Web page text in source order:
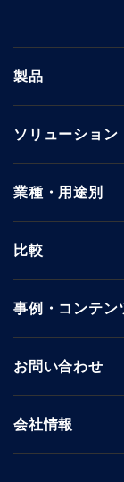
製品
ソリューション
業種・用途別
比較
事例・コンテン
お問い合わせ
会社情報